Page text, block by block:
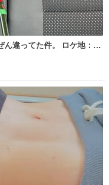
た件。 ロケ地：広